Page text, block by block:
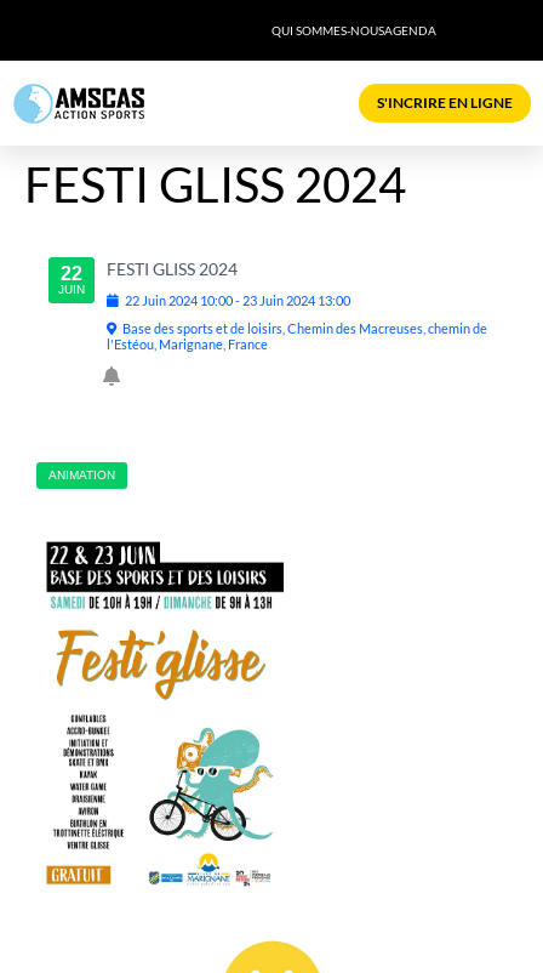
QUI SOMMES-NOUSAGENDA
S'INCRIRE EN LIGNE
FESTI GLISS 2024
22
JUIN
FESTI GLISS 2024
22 Juin 2024 10:00- 23 Juin 2024 13:00
Base des sports et de loisirs, Chemin des Macreuses, chemin de
l'Estéou, Marignane, France
ANIMATION